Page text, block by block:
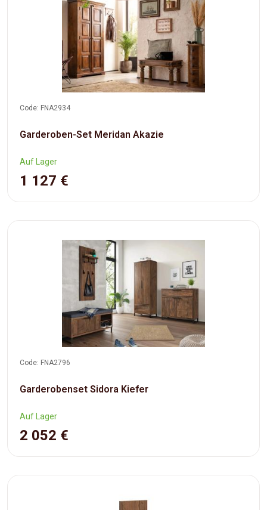
Code: FNA2934
Garderoben-Set Meridan Akazie
Auf Lager
1 127 €
Code: FNA2796
Garderobenset Sidora Kiefer
Auf Lager
2 052 €